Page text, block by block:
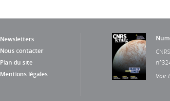
Newsletters
Nous contacter
Plan du site
Mentions légales
Voir